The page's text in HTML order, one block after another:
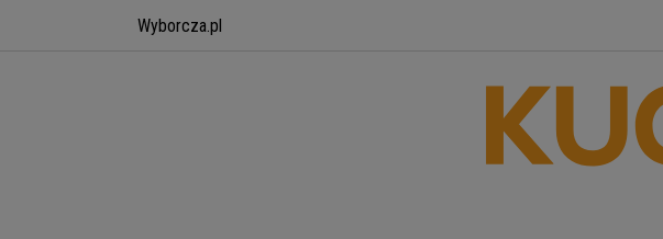
Wyborcza.pl